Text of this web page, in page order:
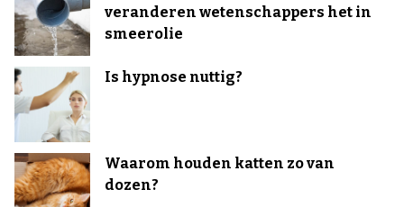
veranderen wetenschappers het in
smeerolie
Is hypnose nuttig?
Waarom houden katten zo van
dozen?